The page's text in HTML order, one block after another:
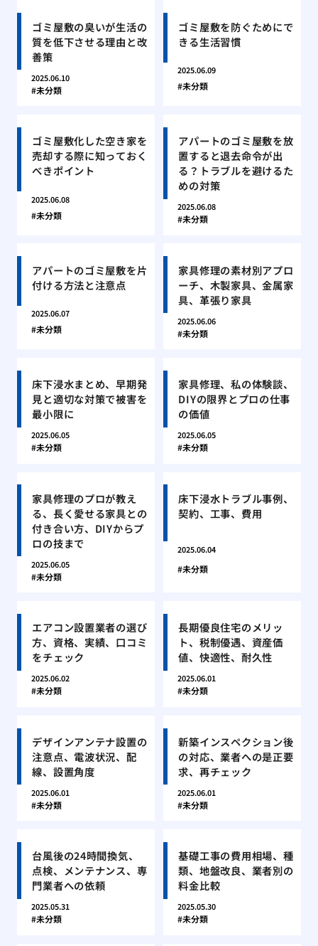
ゴミ屋敷の臭いが生活の
質を低下させる理由と改
善策
2025.06.10
未分類
ゴミ屋敷を防ぐためにで
きる生活習慣
2025.06.09
未分類
ゴミ屋敷化した空き家を
売却する際に知っておく
べきポイント
2025.06.08
未分類
アパートのゴミ屋敷を放
置すると退去命令が出
る？トラブルを避けるた
めの対策
2025.06.08
未分類
アパートのゴミ屋敷を片
付ける方法と注意点
2025.06.07
未分類
家具修理の素材別アプロ
ーチ、木製家具、金属家
具、革張り家具
2025.06.06
未分類
床下浸水まとめ、早期発
見と適切な対策で被害を
最小限に
2025.06.05
未分類
家具修理、私の体験談、
DIYの限界とプロの仕事
の価値
2025.06.05
未分類
家具修理のプロが教え
る、長く愛せる家具との
付き合い方、DIYからプ
ロの技まで
2025.06.05
未分類
床下浸水トラブル事例、
契約、工事、費用
2025.06.04
未分類
エアコン設置業者の選び
方、資格、実績、口コミ
をチェック
2025.06.02
未分類
長期優良住宅のメリッ
ト、税制優遇、資産価
値、快適性、耐久性
2025.06.01
未分類
デザインアンテナ設置の
注意点、電波状況、配
線、設置角度
2025.06.01
未分類
新築インスペクション後
の対応、業者への是正要
求、再チェック
2025.06.01
未分類
台風後の24時間換気、
点検、メンテナンス、専
門業者への依頼
2025.05.31
未分類
基礎工事の費用相場、種
類、地盤改良、業者別の
料金比較
2025.05.30
未分類